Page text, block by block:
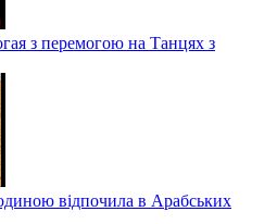
з перемогою на Танцях з
відпочила в Арабських